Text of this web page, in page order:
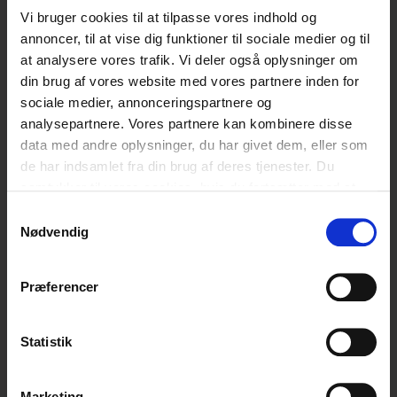
Vi bruger cookies til at tilpasse vores indhold og
annoncer, til at vise dig funktioner til sociale medier og til
at analysere vores trafik. Vi deler også oplysninger om
din brug af vores website med vores partnere inden for
sociale medier, annonceringspartnere og
analysepartnere. Vores partnere kan kombinere disse
data med andre oplysninger, du har givet dem, eller som
de har indsamlet fra din brug af deres tjenester. Du
Nødvendig
Præferencer
Statistik
Stine Helding Rand
Fagkonsulent med speciale i identitetsdannelse og
risikoadfærd
Kontakt Stine
CfDP har ekspertise og ydelser inden for digital
rådgivning, børns digitale vaner, digital dannelse og
computerspil.
computerspil som pædagogisk redskab, hate speech og